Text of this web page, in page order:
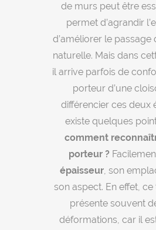
de murs peut être
permet d’agrandir
d’améliorer le passage
naturelle. Mais dans
il arrive parfois de
porteur d’une
différencier ces deux
existe quelques
comment
porteur ?
épaisseur, son
son aspect. En effet,
présente souvent
déformations, car il